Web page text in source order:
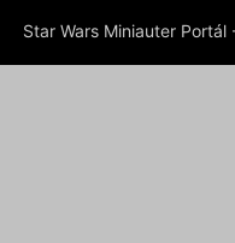
Star Wars Miniauter